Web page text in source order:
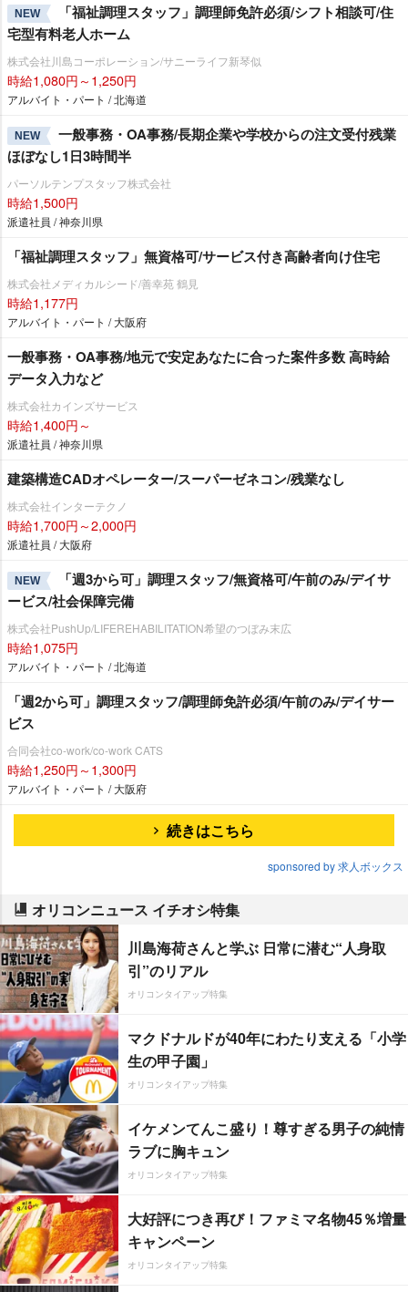
NEW
「福祉調理スタッフ」調理師免許必須/シフト相談可/住
宅型有料老人ホーム
株式会社川島コーポレーション/サニーライフ新琴似
時給1,080円～1,250円
アルバイト・パート / 北海道
NEW
一般事務・OA事務/長期企業や学校からの注文受付残業
ほぼなし1日3時間半
パーソルテンプスタッフ株式会社
時給1,500円
派遣社員 / 神奈川県
「福祉調理スタッフ」無資格可/サービス付き高齢者向け住宅
株式会社メディカルシード/善幸苑 鶴見
時給1,177円
アルバイト・パート / 大阪府
一般事務・OA事務/地元で安定あなたに合った案件多数 高時給
データ入力など
株式会社カインズサービス
時給1,400円～
派遣社員 / 神奈川県
建築構造CADオペレーター/スーパーゼネコン/残業なし
株式会社インターテクノ
時給1,700円～2,000円
派遣社員 / 大阪府
NEW
「週3から可」調理スタッフ/無資格可/午前のみ/デイサ
ービス/社会保障完備
株式会社PushUp/LIFEREHABILITATION希望のつぼみ末広
時給1,075円
アルバイト・パート / 北海道
「週2から可」調理スタッフ/調理師免許必須/午前のみ/デイサー
ビス
合同会社co-work/co-work CATS
時給1,250円～1,300円
アルバイト・パート / 大阪府
続きはこちら
sponsored by 求人ボックス
オリコンニュース イチオシ特集
川島海荷さんと学ぶ 日常に潜む“人身取
引”のリアル
オリコンタイアップ特集
マクドナルドが40年にわたり支える「小学
生の甲子園」
オリコンタイアップ特集
イケメンてんこ盛り！尊すぎる男子の純情
ラブに胸キュン
オリコンタイアップ特集
大好評につき再び！ファミマ名物45％増量
キャンペーン
オリコンタイアップ特集